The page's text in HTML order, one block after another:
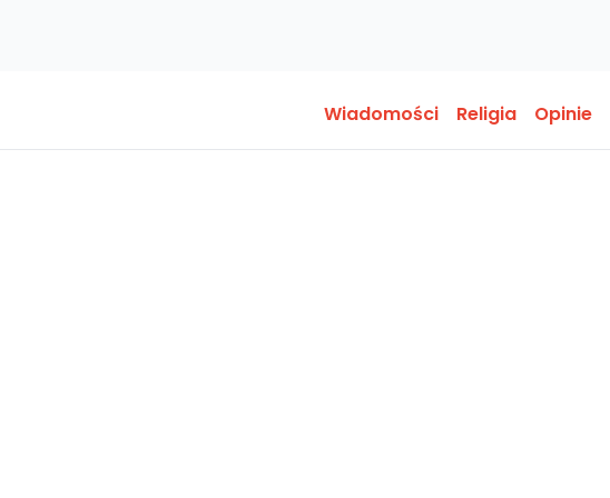
Wiadomości Religia Opinie